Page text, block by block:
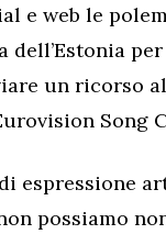
e web le
dell’Estonia
un ricorso
Song
espressione
possiamo